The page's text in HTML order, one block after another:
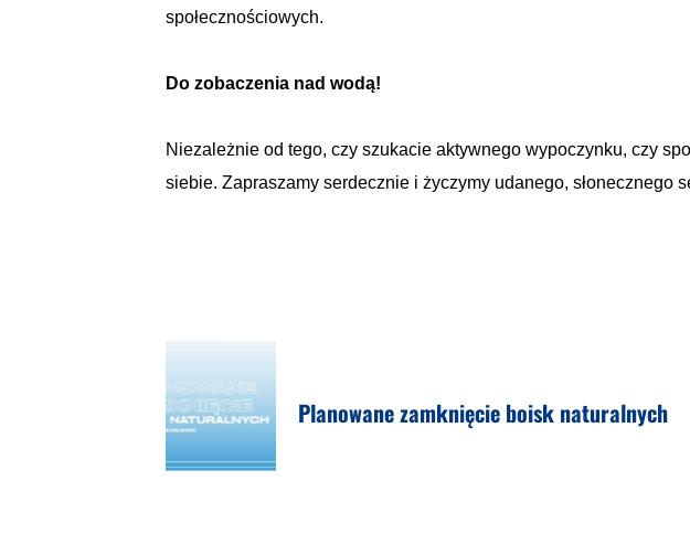
społecznościowych.
Do zobaczenia nad wodą!
Niezależnie od tego, czy szukacie aktywnego wypoczynku, czy
siebie. Zapraszamy serdecznie i życzymy udanego, słonecznego
Planowane zamknięcie boisk naturalnych